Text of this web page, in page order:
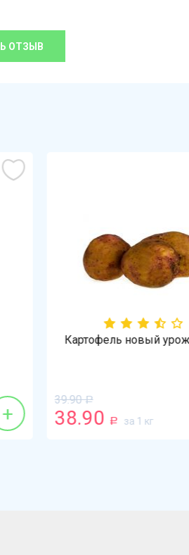
ОТЗЫВ
+
Картофель новый
39.90 Р
38.90 Р за 1 кг